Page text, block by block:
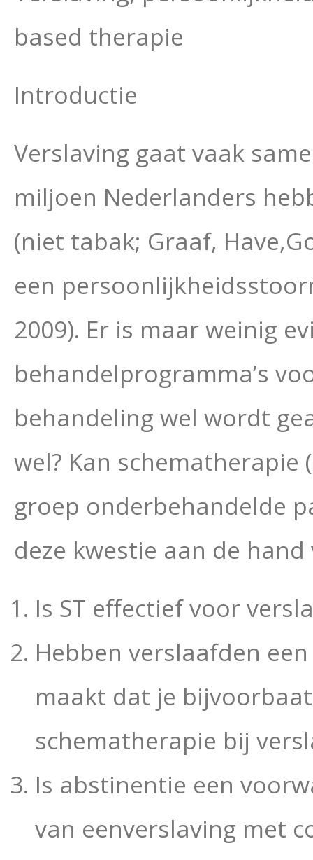
based therapie
Introductie
Verslaving gaat vaak
miljoen Nederlanders
(niet tabak; Graaf, Have,
een
2009). Er is maar weinig
behandelprogramma’s
behandeling wel wordt
wel? Kan schematherapie
groep onderbehandelde
deze kwestie aan de
Is ST effectief voor
Hebben verslaafden
maakt dat je bij
schematherapie bij
Is abstinentie een
van eenverslaving met